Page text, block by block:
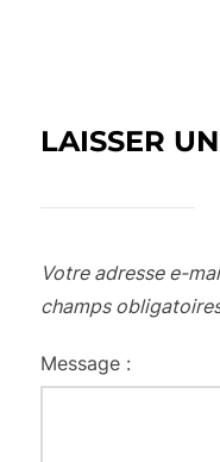
LAISSER
Votre adresse e-
champs
Message :